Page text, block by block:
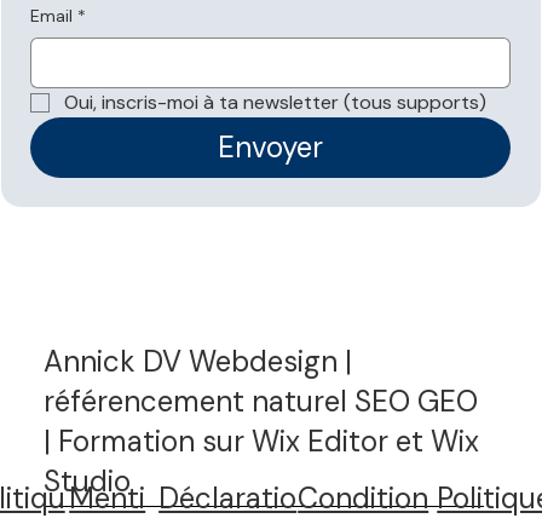
Email *
Oui, inscris-moi à ta newsletter (tous supports)
Envoyer
Annick DV Webdesign |
référencement naturel SEO GEO
| Formation sur Wix Editor et Wix
Studio
Menti DéclaratioCondition